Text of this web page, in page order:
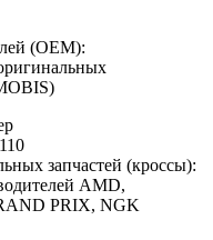
(OEM):
запчастей (кроссы):
AMD,
PRIX, NGK